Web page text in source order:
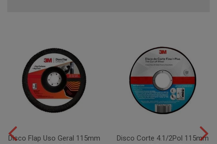
Disco Flap Uso Geral 115mm
Disco Corte 4.1/2Pol 115mm